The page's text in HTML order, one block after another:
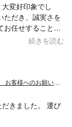
変好印象でし
ただき、誠実さを
お任せすることが
お願いしたいと思
続きを読む
電子ピアノ、エレクトーン専門 表示料金は参考価格 お客様へのお願い必読 回収対応
きました。 運び